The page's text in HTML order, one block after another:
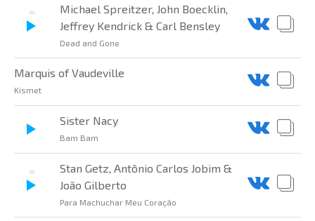
Michael Spreitzer, John Boecklin,
Jeffrey Kendrick & Carl Bensley
Dead and Gone
Marquis of Vaudeville
Kismet
Sister Nacy
Bam Bam
Stan Getz, Antônio Carlos Jobim &
João Gilberto
Para Machuchar Meu Coração